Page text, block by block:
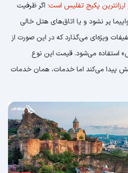
پکیج تفلیس است؛ اگر ظرفیت
پر نشود و یا اتاق‌های هتل خالی
ویژه‌ای می‌گذارد که در این صورت از
استفاده می‌شود. قیمت این نوع
پیدا می‌کند اما خدمات، همان خدمات